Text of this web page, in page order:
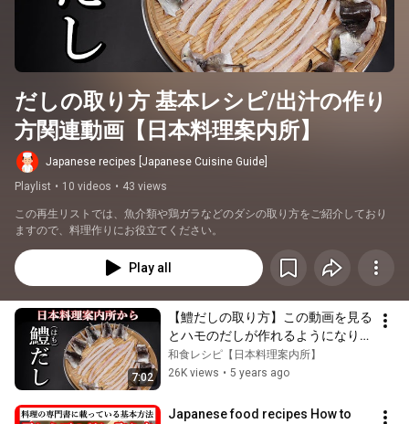
だしの取り方 基本レシピ/出汁の作り
方関連動画【日本料理案内所】
Japanese recipes [Japanese Cuisine Guide]
Playlist • 10 videos • 43 views
この再生リストでは、魚介類や鶏ガラなどのダシの取り方をご紹介しており
ますので、料理作りにお役立てください。
Play all
7:02
【鱧だしの取り方】この動画を見る
とハモのだしが作れるようになりま
す・Japanese food👉#和食レシ
ピ日本料理案内所
和食レシピ【日本料理案内所】
26K views • 5 years ago
Japanese food recipes How to